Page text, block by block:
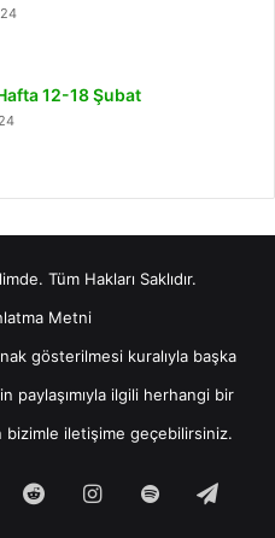
12-18 Şubat
Tüm Hakları Saklıdır.
Metni
gösterilmesi kuralıyla başka
paylaşımıyla ilgili herhangi bir
bizimle iletişime geçebilirsiniz.
YouTubeRedditInstagram
Spotify